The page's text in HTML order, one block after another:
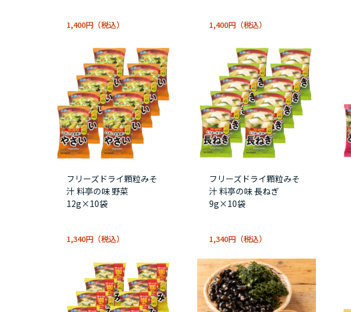
1,400円 1,400円
フリーズドライ顆粒みそ
汁 料亭の味 野菜
12g×10袋
1,340円
フリーズドライ顆粒みそ
汁 料亭の味 長ねぎ
9g×10袋
1,340円